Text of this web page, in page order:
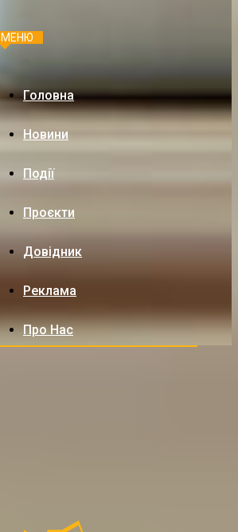
МЕНЮ
Головна
Новини
Події
Проєкти
Довідник
Реклама
Про Нас